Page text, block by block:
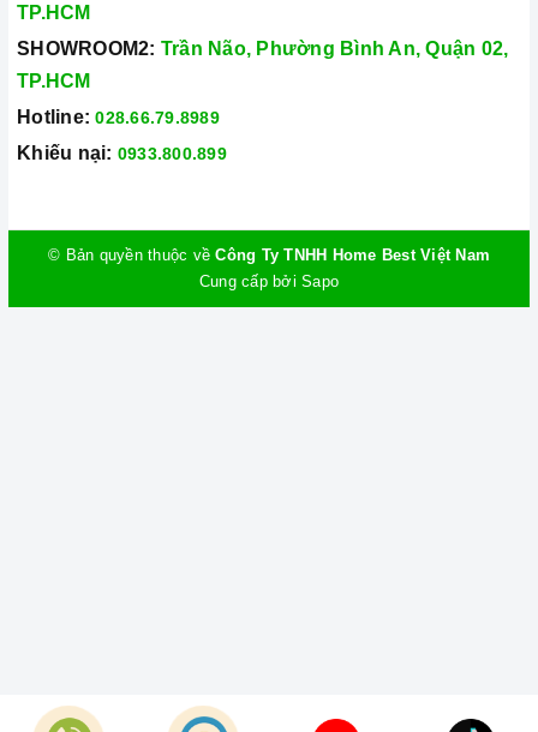
TP.HCM
SHOWROOM2: Trần Não, Phường Bình An, Quận 02,
TP.HCM
Hotline: 028.66.79.8989
Khiếu nại: 0933.800.899
© Bản quyền thuộc vềCông Ty TNHH Home Best Việt Nam
Cung cấp bởiSapo